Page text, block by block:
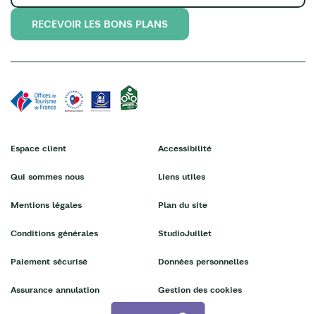
RECEVOIR LES BONS PLANS
Espace client
Qui sommes nous
Mentions légales
Conditions générales
Paiement sécurisé
Assurance annulation
Accessibilité
Liens utiles
Plan du site
StudioJuillet
Données personnelles
Gestion des cookies